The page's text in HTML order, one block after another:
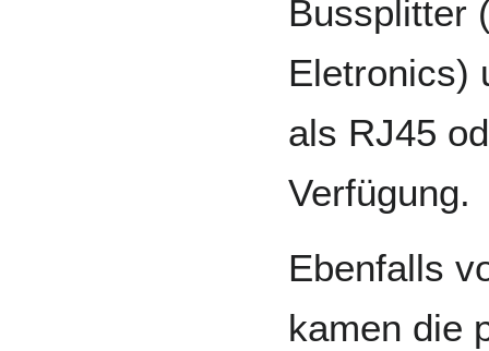
Bussplitter
Eletronics)
als RJ45
Verfügung.
Ebenfalls
kamen die